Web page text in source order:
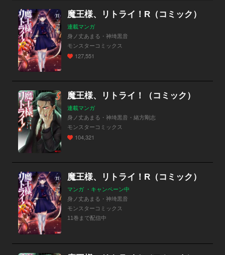
魔王様、リトライ！R（コミック）
連載マンガ
身ノ丈あまる・神埼黒音
モンスターコミックス
127,551
魔王様、リトライ！（コミック）
連載マンガ
身ノ丈あまる・神埼黒音・緒方剛志
モンスターコミックス
104,321
魔王様、リトライ！R（コミック）
マンガ ・キャンペーン中
身ノ丈あまる・神埼黒音
モンスターコミックス
11巻まで配信中